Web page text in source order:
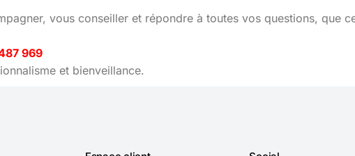
vous conseiller et répondre à toutes vos questions, que
969
et bienveillance.